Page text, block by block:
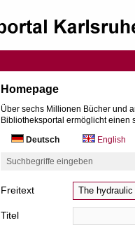
Homepage
Über sechs Millionen Bücher und
Bibliotheksportal ermöglicht einen
Deutsch
English
Suchbegriffe eingeben
Freitext
Titel